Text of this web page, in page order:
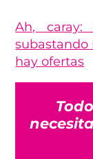
Ah,
hay ofertas